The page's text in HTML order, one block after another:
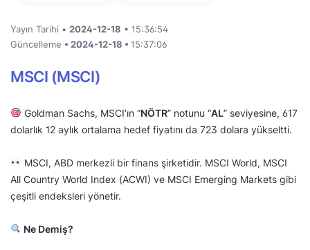
Yayın Tarihi • 2024-12-18 • 15:36:54
Güncelleme • 2024-12-18 • 15:37:06
MSCI (MSCI)
Goldman Sachs, MSCI’ın “NÖTR” notunu “AL” seviyesine, 617
dolarlık 12 aylık ortalama hedef fiyatını da 723 dolara yükseltti.
MSCI, ABD merkezli bir finans şirketidir. MSCI World, MSCI
All Country World Index (ACWI) ve MSCI Emerging Markets gibi
çeşitli endeksleri yönetir.
Ne Demiş?